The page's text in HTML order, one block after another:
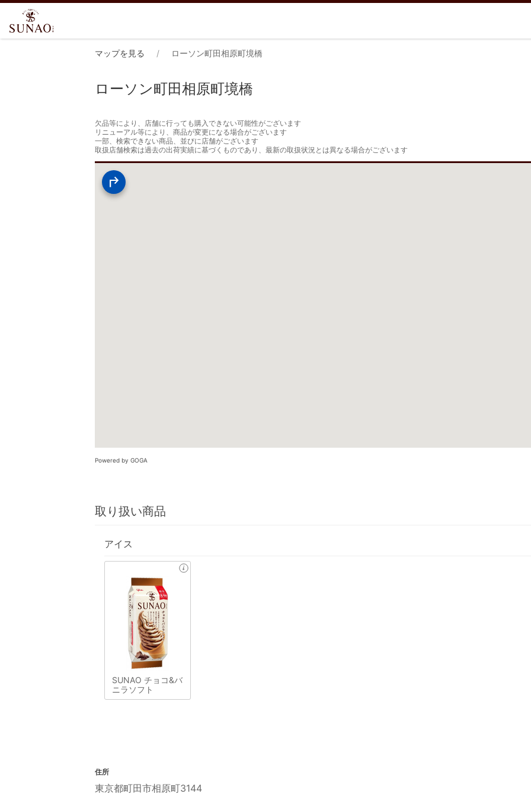
マップを見る ローソン町田相原町境橋
ローソン町田相原町境橋
欠品等により、店舗に行っても購入できない可能性がございます
リニューアル等により、商品が変更になる場合がございます
一部、検索できない商品、並びに店舗がございます
取扱店舗検索は過去の出荷実績に基づくものであり、最新の取扱状況とは異なる場合がございます
Powered by GOGA
取り扱い商品
アイス
SUNAO チョコ&バ
ニラソフト
住所
東京都町田市相原町3144